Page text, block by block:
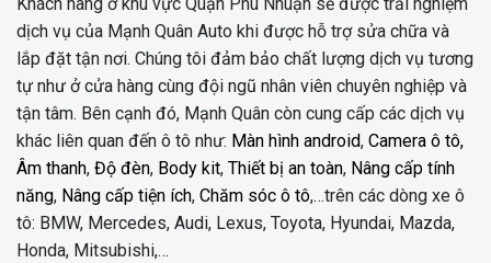
dịch vụ của Mạnh Quân Auto khi được hỗ trợ sửa chữa và
lắp đặt tận nơi. Chúng tôi đảm bảo chất lượng dịch vụ tương
tự như ở cửa hàng cùng đội ngũ nhân viên chuyên nghiệp và
tận tâm. Bên cạnh đó, Mạnh Quân còn cung cấp các dịch vụ
khác liên quan đến ô tô như: Màn hình android, Camera ô tô,
Âm thanh, Độ đèn, Body kit, Thiết bị an toàn, Nâng cấp tính
năng, Nâng cấp tiện ích, Chăm sóc ô tô,…trên các dòng xe ô
tô: BMW, Mercedes, Audi, Lexus, Toyota, Hyundai, Mazda,
Honda, Mitsubishi,…